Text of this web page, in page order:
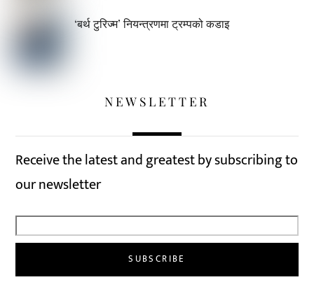
‘बर्थ टुरिज्म’ नियन्त्रणमा ट्रम्पको कडाइ
NEWSLETTER
Receive the latest and greatest by subscribing to
our newsletter